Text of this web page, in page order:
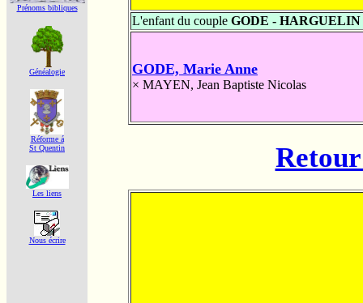
Prénoms bibliques
Généalogie
Réforme á
St Quentin
Les liens
Nous écrire
L'enfant du couple GODE - HARGUELIN
GODE, Marie Anne
× MAYEN, Jean Baptiste Nicolas